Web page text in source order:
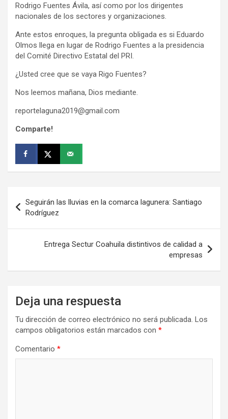
Rodrigo Fuentes Ávila, así como por los dirigentes
nacionales de los sectores y organizaciones.
Ante estos enroques, la pregunta obligada es si Eduardo
Olmos llega en lugar de Rodrigo Fuentes a la presidencia
del Comité Directivo Estatal del PRI.
¿Usted cree que se vaya Rigo Fuentes?
Nos leemos mañana, Dios mediante.
reportelaguna2019@gmail.com
Comparte!
de
entradas
Seguirán las lluvias en la comarca lagunera: Santiago
Rodríguez
Entrega Sectur Coahuila distintivos de calidad a
empresas
Deja una respuesta
Tu dirección de correo electrónico no será publicada. Los
campos obligatorios están marcados con *
Comentario *